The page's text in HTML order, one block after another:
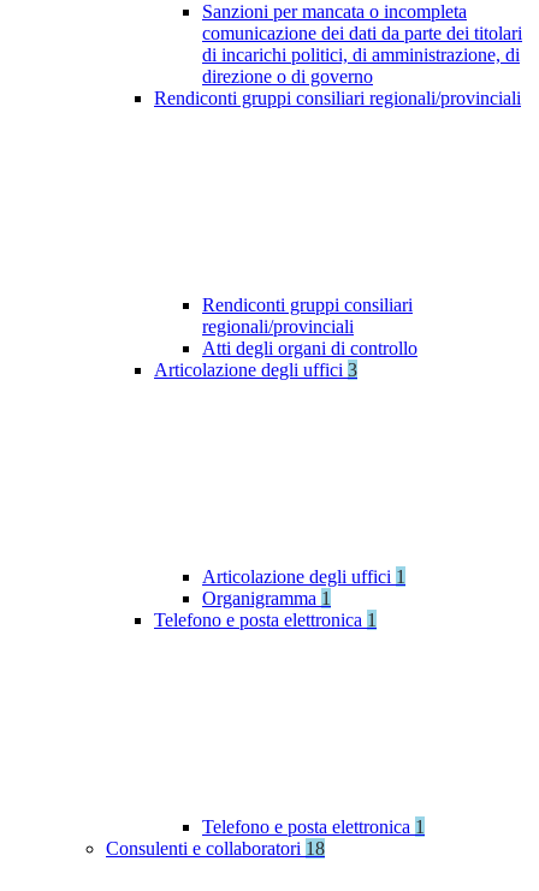
Sanzioni per mancata o incompleta
comunicazione dei dati da parte dei titolari
di incarichi politici, di amministrazione, di
direzione o di governo
Rendiconti gruppi consiliari regionali/provinciali
Rendiconti gruppi consiliari
regionali/provinciali
Atti degli organi di controllo
Articolazione degli uffici 3
Articolazione degli uffici 1
Organigramma 1
Telefono e posta elettronica 1
Telefono e posta elettronica 1
Consulenti e collaboratori 18